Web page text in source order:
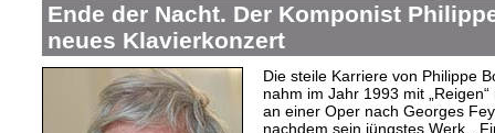
Ende der Nacht. Der Komponist
neues Klavierkonzert
Die steile Karriere von Philippe
nahm im Jahr 1993 mit
an einer Oper nach Georges
nachdem sein jüngstes Werk,